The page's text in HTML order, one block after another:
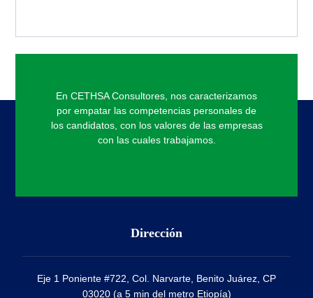
En CETHSA Consultores, nos caracterizamos
por empatar las competencias personales de
los candidatos, con los valores de las empresas
con las cuales trabajamos.
Dirección
Eje 1 Poniente #722, Col. Narvarte, Benito Juárez, CP
03020 (a 5 min del metro Etiopía)